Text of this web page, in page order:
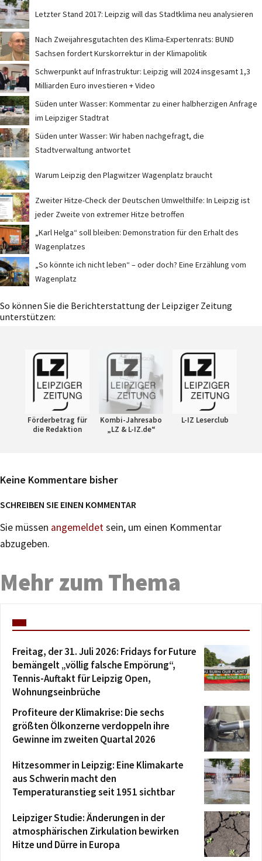
Letzter Stand 2017: Leipzig will das Stadtklima neu analysieren
Nach Zweijahresgutachten des Klima-Expertenrats: BUND
Sachsen fordert Kurskorrektur in der Klimapolitik
Schwerpunkt auf Infrastruktur: Leipzig will 2024 insgesamt 1,3
Milliarden Euro investieren + Video
Süden unter Wasser: Kommentar zu einer halbherzigen Anfrage
im Leipziger Stadtrat
Süden unter Wasser: Wir haben nachgefragt, die
Stadtverwaltung antwortet
Warum Leipzig den Plagwitzer Wagenplatz braucht
Zweiter Hitze-Check der Deutschen Umwelthilfe: In Leipzig ist
jeder Zweite von extremer Hitze betroffen
„Karl Helga“ soll bleiben: Demonstration für den Erhalt des
Wagenplatzes
„So könnte ich nicht leben“ – oder doch? Eine Erzählung vom
Wagenplatz
So können Sie die Berichterstattung der Leipziger Zeitung
unterstützen:
Förderbetrag für
die Redaktion
Kombi-Jahresabo
„LZ & L-IZ.de“
L-IZ Leserclub
Keine Kommentare bisher
SCHREIBEN SIE EINEN KOMMENTAR
Sie müssen angemeldetsein, um einen Kommentar
abzugeben.
Mehr zum Thema
Freitag, der 31. Juli 2026: Fridays for Future
bemängelt „völlig falsche Empörung“,
Tennis-Auftakt für Leipzig Open,
Wohnungseinbrüche
Profiteure der Klimakrise: Die sechs
größten Ölkonzerne verdoppeln ihre
Gewinne im zweiten Quartal 2026
Hitzesommer in Leipzig: Eine Klimakarte
aus Schwerin macht den
Temperaturanstieg seit 1951 sichtbar
Leipziger Studie: Änderungen in der
atmosphärischen Zirkulation bewirken
Hitze und Dürre in Europa